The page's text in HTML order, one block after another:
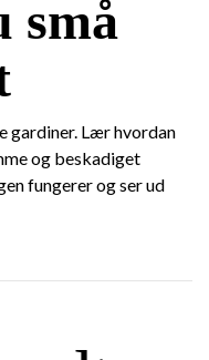
små
gardiner. Lær hvordan
og beskadiget
fungerer og ser ud